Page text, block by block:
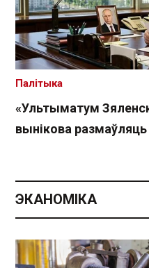
«Ультыматум
вынікова
Палітыка
ЭКАНОМІКА